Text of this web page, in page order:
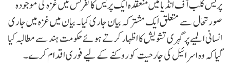
پریس کلب آف انڈیا میں منعقدہ ایک پریس کانفرنس میں غزہ کی موجودہ
صورتحال سے متعلق ایک مشترکہ بیان جاری کیا۔ بیان میں غزہ میں جاری
انسانی المیے پر گہری تشویش کا اظہار کرتے ہوئے حکومت ہند سے مطالبہ کیا
گیا کہ وہ اسرائیل کی جارحیت کو روکنے کے لیے فوری اقدام کرے۔